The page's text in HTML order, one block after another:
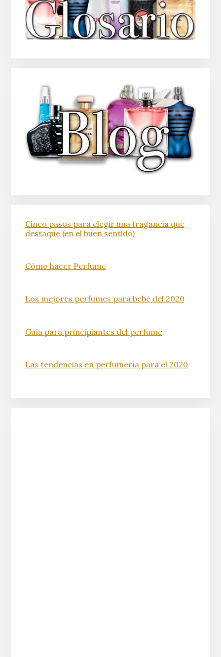
Cinco pasos para elegir una fragancia que
destaque (en el buen sentido)
Cómo hacer Perfume
Los mejores perfumes para bebé del 2020
Guía para principiantes del perfume
Las tendencias en perfumería para el 2020